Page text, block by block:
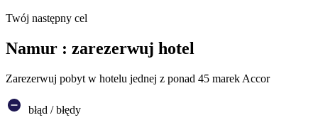
Twój następny cel
Namur : zarezerwuj hotel
Zarezerwuj pobyt w hotelu jednej z ponad 45 marek Accor
błąd / błędy